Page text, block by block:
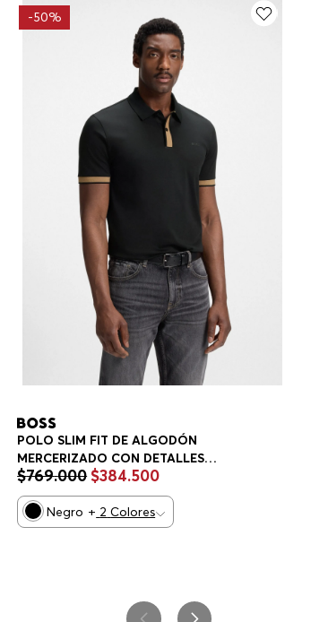
-50%
POLO SLIM FIT DE ALGODÓN
MERCERIZADO CON DETALLES
ESTRUCTURADOS POLO SLIM FIT
HOMBRE
$769.000 $384.500
Negro + 2 Colores